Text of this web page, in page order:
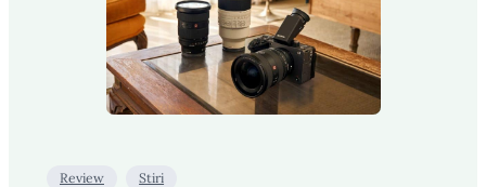
Review Stiri